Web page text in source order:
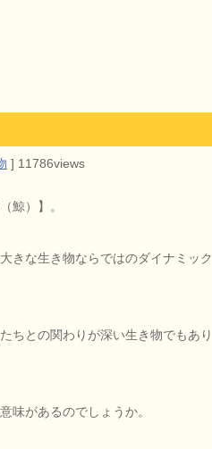
] 11786views
鯨）】。
きな生き物ならではのダイナミック
ちとの関わりが深い生き物でもあり
味があるのでしょうか。